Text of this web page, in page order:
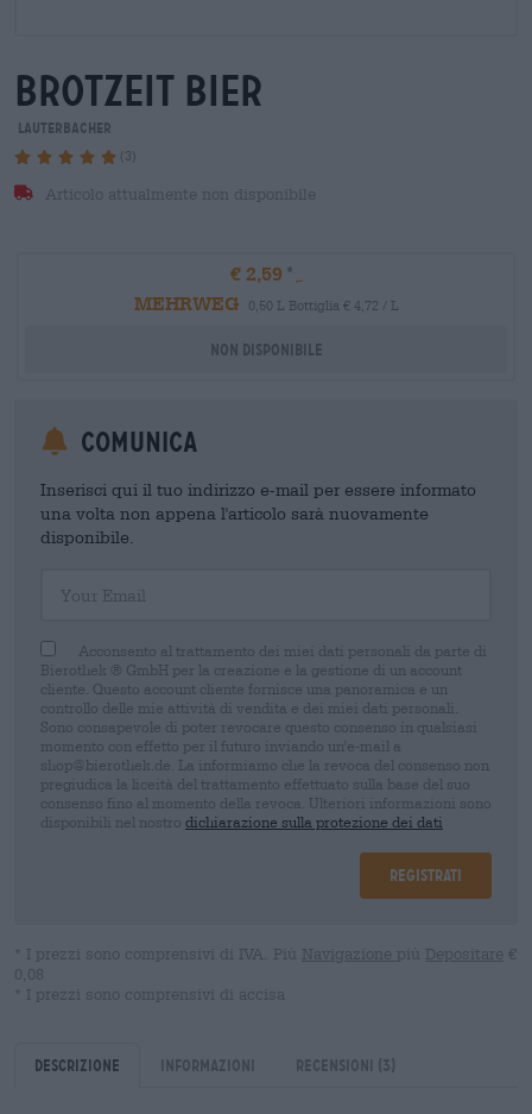
brotzeit bier
Lauterbacher
(3)
Articolo attualmente non disponibile
€ 2,59
MEHRWEG
0,50 L Bottiglia € 4,72 / L
Non disponibile
Comunica
Inserisci qui il tuo indirizzo e-mail per essere informato
una volta non appena l'articolo sarà nuovamente
disponibile.
Acconsento al trattamento dei miei dati personali da parte di
Bierothek ® GmbH per la creazione e la gestione di un account
cliente. Questo account cliente fornisce una panoramica e un
controllo delle mie attività di vendita e dei miei dati personali.
Sono consapevole di poter revocare questo consenso in qualsiasi
momento con effetto per il futuro inviando un'e-mail a
shop@bierothek.de. La informiamo che la revoca del consenso non
pregiudica la liceità del trattamento effettuato sulla base del suo
consenso fino al momento della revoca. Ulteriori informazioni sono
disponibili nel nostro dichiarazione sulla protezione dei dati
Registrati
* I prezzi sono comprensivi di IVA. Più Navigazione più Depositare €
0,08
* I prezzi sono comprensivi di accisa
Descrizione Informazioni Recensioni (3)